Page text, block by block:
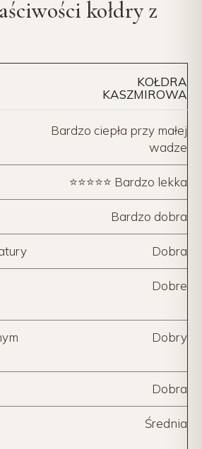
kołdry z
KOŁDRA
KASZMIROWA
Bardzo ciepła przy małej
wadze
⭐⭐⭐⭐⭐ Bardzo lekka
Bardzo dobra
Dobra
Dobre
Dobry
Dobra
Średnia